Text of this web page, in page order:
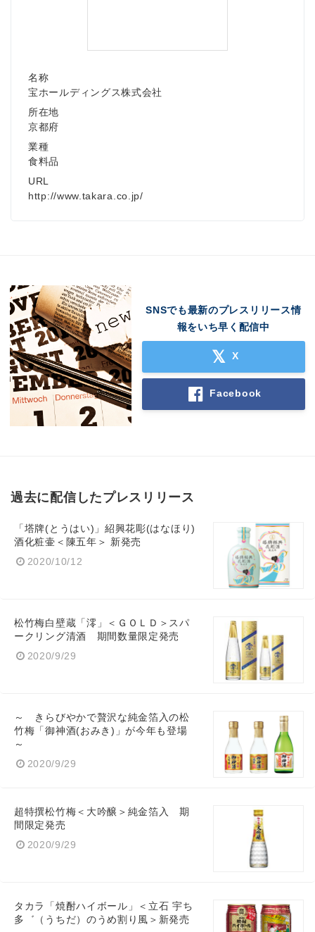
名称
宝ホールディングス株式会社
所在地
京都府
業種
食料品
URL
http://www.takara.co.jp/
SNSでも最新のプレスリリース情
報をいち早く配信中
X
Facebook
過去に配信したプレスリリース
「塔牌(とうはい)」紹興花彫(はなほり)
酒化粧壷＜陳五年＞ 新発売
2020/10/12
松竹梅白壁蔵「澪」＜ＧＯＬＤ＞スパ
ークリング清酒 期間数量限定発売
2020/9/29
～ きらびやかで贅沢な純金箔入の松
竹梅「御神酒(おみき)」が今年も登場
～
2020/9/29
超特撰松竹梅＜大吟醸＞純金箔入 期
間限定発売
2020/9/29
タカラ「焼酎ハイボール」＜立石 宇ち
多゛（うちだ）のうめ割り風＞新発売